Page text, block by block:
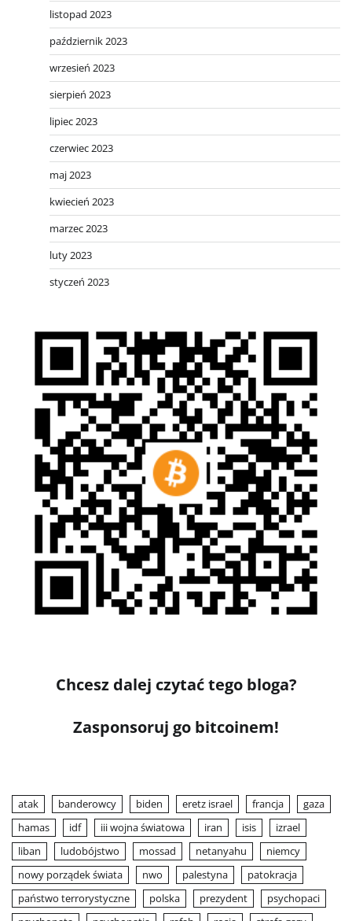
listopad 2023
październik 2023
wrzesień 2023
sierpień 2023
lipiec 2023
czerwiec 2023
maj 2023
kwiecień 2023
marzec 2023
luty 2023
styczeń 2023
Chcesz dalej czytać tego bloga?
Zasponsoruj go bitcoinem!
atak banderowcy biden eretz israel francja
gaza
hamas
idf iii wojna światowa iran isis
izrael
liban
ludobójstwo mossad netanyahu
niemcy
nowy porządek świata
nwo palestyna
patokracja
państwo terrorystyczne
polska prezydent
psychopaci